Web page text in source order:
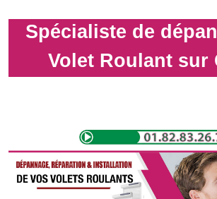
Spécialiste de
Volet Roulant sur